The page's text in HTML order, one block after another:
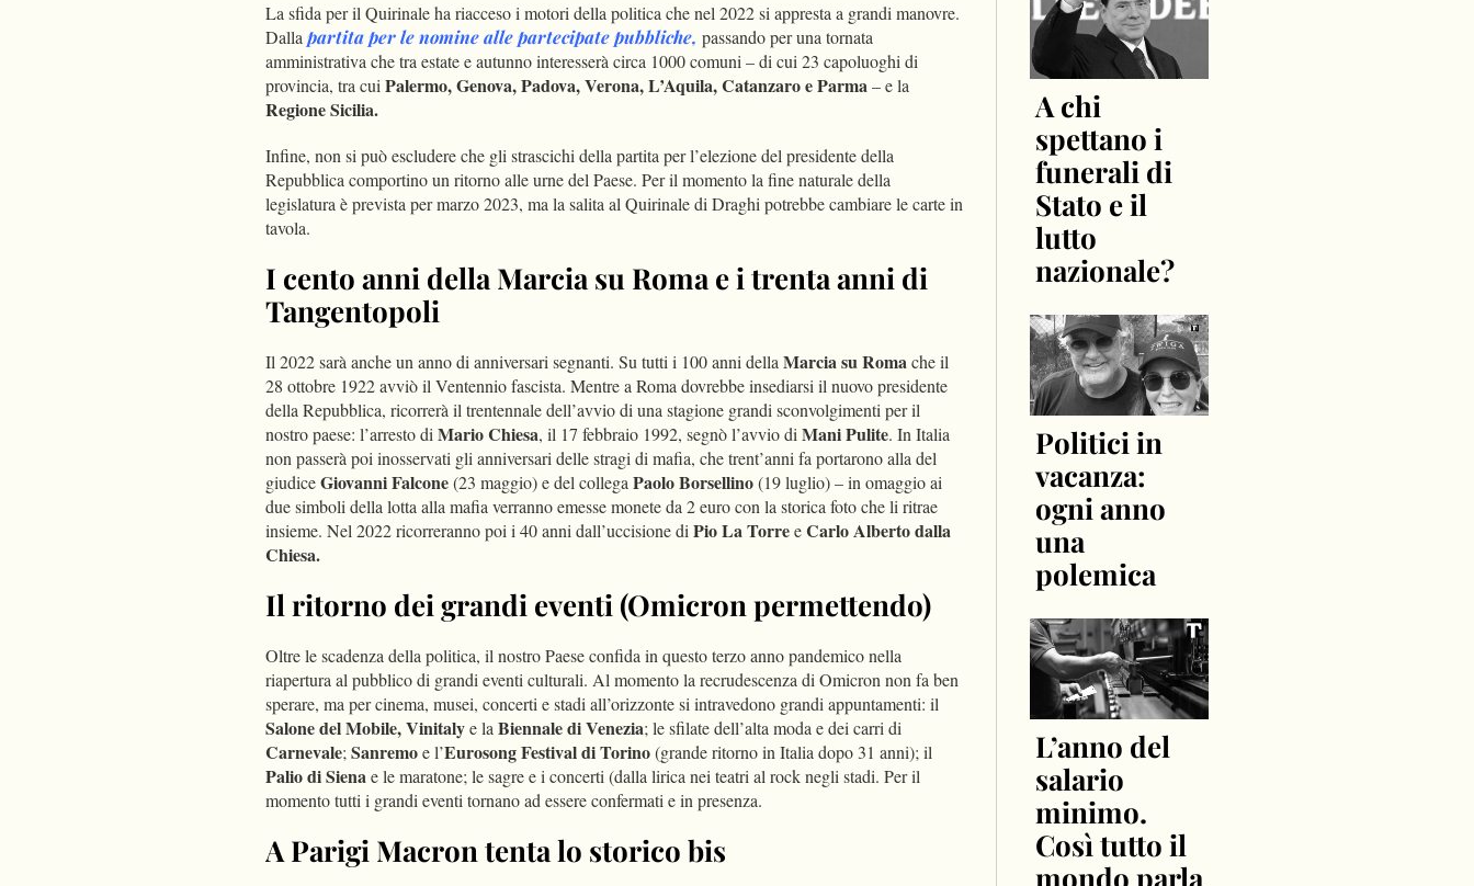
La sfida per il Quirinale ha riacceso i motori della politica che nel 2022 si appresta a grandi manovre.
Dallapartita per le nomine alle partecipate pubbliche, passando per una tornata
amministrativa che tra estate e autunno interesserà circa 1000 comuni – di cui 23 capoluoghi di
provincia, tra cuiPalermo, Genova, Padova, Verona, L’Aquila, Catanzaro e Parma– e la
Regione Sicilia.
Infine, non si può escludere che gli strascichi della partita per l’elezione del presidente della
Repubblica comportino un ritorno alle urne del Paese. Per il momento la fine naturale della
legislatura è prevista per marzo 2023, ma la salita al Quirinale di Draghi potrebbe cambiare le carte in
tavola.
I cento anni della Marcia su Roma e i trenta anni di
Tangentopoli
Il 2022 sarà anche un anno di anniversari segnanti. Su tutti i 100 anni dellaMarcia su Romache il
28 ottobre 1922 avviò il Ventennio fascista. Mentre a Roma dovrebbe insediarsi il nuovo presidente
della Repubblica, ricorrerà il trentennale dell’avvio di una stagione grandi sconvolgimenti per il
nostro paese: l’arresto diMario Chiesa, il 17 febbraio 1992, segnò l’avvio diMani Pulite. In Italia
non passerà poi inosservati gli anniversari delle stragi di mafia, che trent’anni fa portarono alla del
giudiceGiovanni Falcone(23 maggio) e del collegaPaolo Borsellino(19 luglio) – in omaggio ai
due simboli della lotta alla mafia verranno emesse monete da 2 euro con la storica foto che li ritrae
insieme. Nel 2022 ricorreranno poi i 40 anni dall’uccisione diPio La TorreeCarlo Alberto dalla
Chiesa.
Il ritorno dei grandi eventi (Omicron permettendo)
Oltre le scadenza della politica, il nostro Paese confida in questo terzo anno pandemico nella
riapertura al pubblico di grandi eventi culturali. Al momento la recrudescenza di Omicron non fa ben
sperare, ma per cinema, musei, concerti e stadi all’orizzonte si intravedono grandi appuntamenti: il
Salone del Mobile, Vinitalye laBiennale di Venezia; le sfilate dell’alta moda e dei carri di
Carnevale;Sanremoe l’Eurosong Festival di Torino(grande ritorno in Italia dopo 31 anni); il
Palio di Sienae le maratone; le sagre e i concerti (dalla lirica nei teatri al rock negli stadi. Per il
momento tutti i grandi eventi tornano ad essere confermati e in presenza.
A Parigi Macron tenta lo storico bis
A chi
spettano i
funerali di
Stato e il
lutto
nazionale?
Politici in
vacanza:
ogni anno
una
polemica
L’anno del
salario
minimo.
Così tutto il
mondo parla